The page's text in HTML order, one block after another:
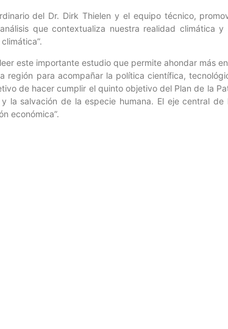
del Dr. Dirk Thielen y el equipo técnico,
que contextualiza nuestra realidad climática y
este importante estudio que permite ahondar más
región para acompañar la política científica,
de hacer cumplir el quinto objetivo del Plan de la
la salvación de la especie humana. El eje central
económica”.